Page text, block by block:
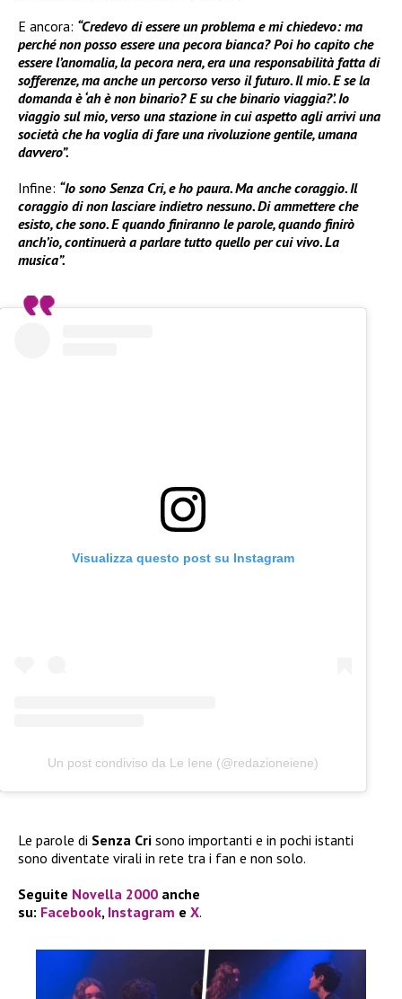
E ancora: “Credevo di essere un problema e mi chiedevo: ma
perché non posso essere una pecora bianca? Poi ho capito che
essere l’anomalia, la pecora nera, era una responsabilità fatta di
sofferenze, ma anche un percorso verso il futuro. Il mio. E se la
domanda è ‘ah è non binario? E su che binario viaggia?’. Io
viaggio sul mio, verso una stazione in cui aspetto agli arrivi una
società che ha voglia di fare una rivoluzione gentile, umana
davvero”.
Infine: “Io sono Senza Cri, e ho paura. Ma anche coraggio. Il
coraggio di non lasciare indietro nessuno. Di ammettere che
esisto, che sono. E quando finiranno le parole, quando finirò
anch’io, continuerà a parlare tutto quello per cui vivo. La
musica”.
Visualizza questo post su Instagram
Un post condiviso da Le Iene (@redazioneiene)
Le parole di Senza Cri sono importanti e in pochi istanti
sono diventate virali in rete tra i fan e non solo.
Seguite Novella 2000 anche
su: Facebook, Instagram e X.